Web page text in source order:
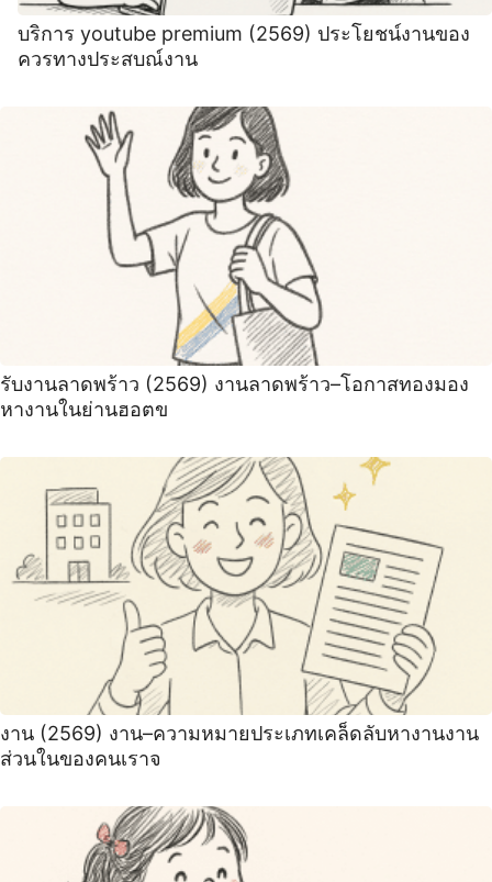
บริการ youtube premium (2569) ประโยชน์งานของ
ควรทางประสบณ์งาน
รับงานลาดพร้าว (2569) งานลาดพร้าว–โอกาสทองมอง
หางานในย่านฮอตข
งาน (2569) งาน–ความหมายประเภทเคล็ดลับหางานงาน
ส่วนในของคนเราจ